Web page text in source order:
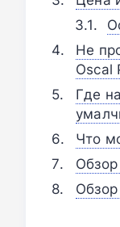
Не
Oscal
Где
Что